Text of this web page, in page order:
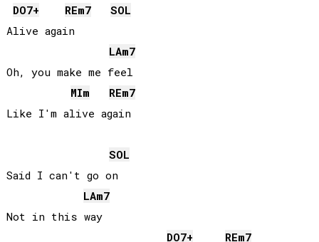
DO7+ REm7
SOL
Alive again
LAm7
Oh, you make me feel
MIm REm7
Like I'm alive again
SOL
Said I can't go on
LAm7
Not in this way
DO7+ REm7